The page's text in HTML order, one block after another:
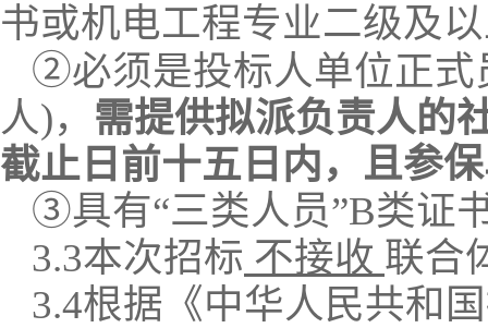
书或机电工程专业二级及
②必须是投标人单位正式
人)， 需提供拟派负责人的
截止日前十五日内，且参
③具有“三类人员”B类证
3.3本次招标 不接收 联合
3.4根据《中华人民共和